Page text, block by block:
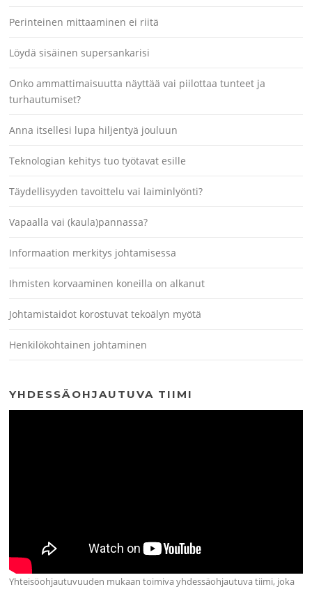
Perinteinen mittaaminen ei riitä
Löydä sisäinen supersankarisi
Onko ammattimaisuutta näyttää vai piilottaa tunteet ja
turhautumiset?
Anna itsellesi lupa hiljentyä jouluun
Teknologian kehitys tuo työtavat esille
Täydellisyyden tavoittelu vai laiminlyönti?
Vapaalla vai (kaula)pannassa?
Informaation merkitys johtamisessa
Ihmisten korvaaminen koneilla on alkanut
Johtamistaidot korostuvat tekoälyn myötä
Henkilökohtainen johtaminen
YHDESSÄOHJAUTUVA TIIMI
Yhteisöohjautuvuuden mukaan toimiva yhdessäohjautuva tiimi, joka